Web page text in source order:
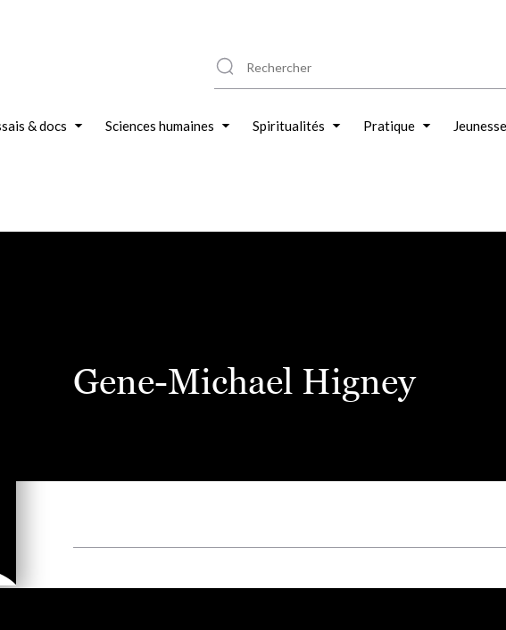
& docs Sciences humaines Spiritualités Pratique Jeunesse
Gene-Michael Higney